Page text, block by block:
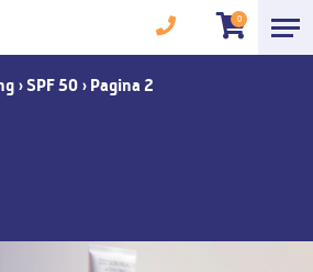
0
›SPF 50 › Pagina 2